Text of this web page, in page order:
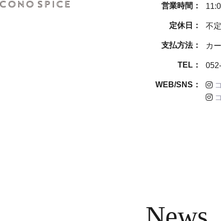
営業時間：
定休日： 不
支払方法： カ
TEL：
WEB/SNS：